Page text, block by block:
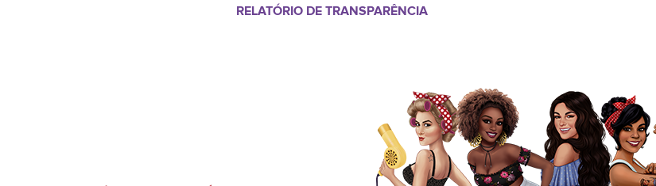
RELATÓRIO DE TRANSPARÊNCIA